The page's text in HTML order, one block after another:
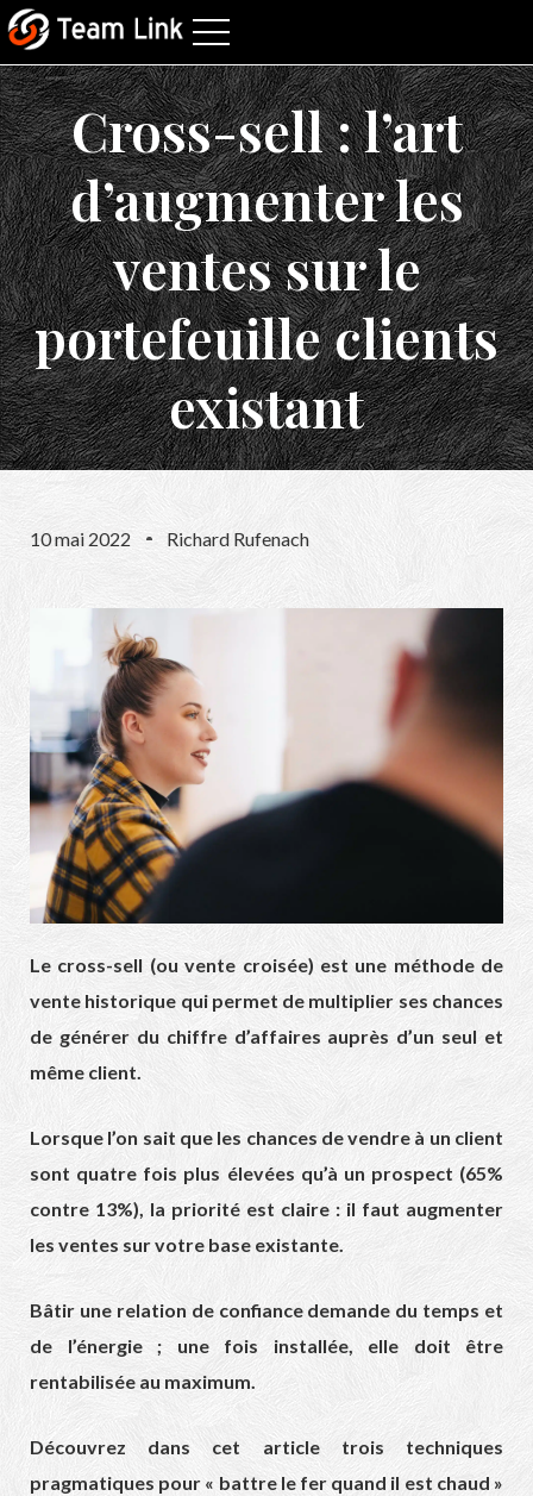
Cross-sell : l’art
d’augmenter les
ventes sur le
portefeuille clients
existant
10 mai 2022 Richard Rufenach
Le cross-sell (ou vente croisée) est une méthode de
vente historique qui permet de multiplier ses chances
de générer du chiffre d’affaires auprès d’un seul et
même client.
Lorsque l’on sait que les chances de vendre à un client
sont quatre fois plus élevées qu’à un prospect (65%
contre 13%), la priorité est claire : il faut augmenter
les ventes sur votre base existante.
Bâtir une relation de confiance demande du temps et
de l’énergie ; une fois installée, elle doit être
rentabilisée au maximum.
Découvrez dans cet article trois techniques
pragmatiques pour « battre le fer quand il est chaud »